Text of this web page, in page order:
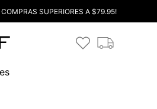
COMPRAS SUPERIORES A $79.95!